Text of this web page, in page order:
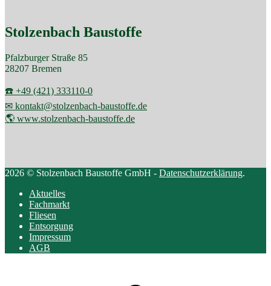
Stolzenbach Baustoffe
Pfalzburger Straße 85
28207 Bremen
☎️ +49 (421) 333110-0
✉ kontakt@stolzenbach-baustoffe.de
🌎 www.stolzenbach-baustoffe.de
2026 © Stolzenbach Baustoffe GmbH - Datenschutzerklärung.
Aktuelles
Fachmarkt
Fliesen
Entsorgung
Impressum
AGB